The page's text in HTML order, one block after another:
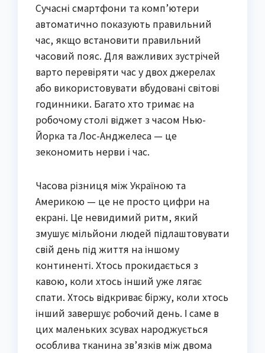
Сучасні смартфони та комп’ютери
автоматично показують правильний
час, якщо встановити правильний
часовий пояс. Для важливих зустрічей
варто перевіряти час у двох джерелах
або використовувати вбудовані світові
годинники. Багато хто тримає на
робочому столі віджет з часом Нью-
Йорка та Лос-Анджелеса — це
зекономить нерви і час.
Часова різниця між Україною та
Америкою — це не просто цифри на
екрані. Це невидимий ритм, який
змушує мільйони людей підлаштовувати
свій день під життя на іншому
континенті. Хтось прокидається з
кавою, коли хтось інший уже лягає
спати. Хтось відкриває біржу, коли хтось
інший завершує робочий день. І саме в
цих маленьких зсувах народжується
особлива тканина зв’язків між двома